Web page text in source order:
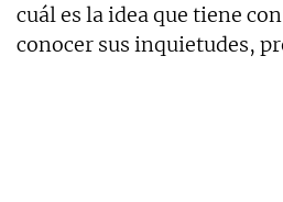
cuál es la idea que tiene
conocer sus inquietudes,